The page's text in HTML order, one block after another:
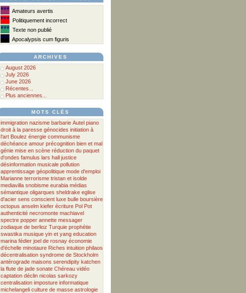
*** Amateurs avertis
*** Politiquement incorrect
*** Texte non publié
*** Apocalypsis cum figuris
ARCHIVES
August 2026
July 2026
June 2026
Récentes...
Plus anciennes...
MOTS CLÉS
immigration nazisme barbarie Autel piano
droit à la paresse génocides initiation à
l'art Boulez énergie communisme
déchéance amour précognition bien et mal
génie mise en scène réduction du paquet
d'ondes famulus lars hall justice
désinformation musicale pollution
apprentissage géopolitique mode d'emploi
Marianne terrorisme tristan et isolde
mediavilla snobisme eurabia médias
sémantique oligarques sheldrake eglise
d'acier sens conscient luxe bulle boursière
octopus anselm kiefer écriture Pol Pot
authenticité necromonte machiavel
spectre popper annette messager
zodiaque de berlioz Turquie prophétie
swastika musique yin et yang education
marina fédier joel de rosnay économie
d'échelle minotaure Riches intuition philaos
décentralisation syndrome de Stockholm
antérograde maisons serendipity katchen
la flute de jade sonate Chéreau vidéo
captation déclin nicolas sarkozy
centralisation imposture informatique
michelangeli culture de masse astrologie